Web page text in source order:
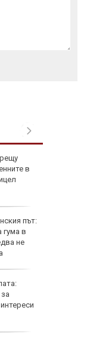
в
път:
гума в
не